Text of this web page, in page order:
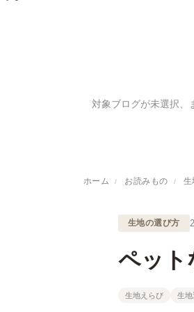
対象ブログが未選択、
ホーム お読みもの 生
生地の選び方
ペット
生地えらび 生地